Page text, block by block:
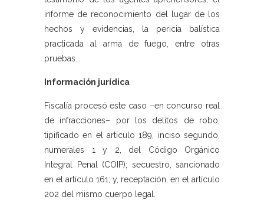
informe de reconocimiento del lugar de los
hechos y evidencias, la pericia balística
practicada al arma de fuego, entre otras
pruebas.
Información jurídica
Fiscalía procesó este caso –en concurso real
de infracciones– por los delitos de robo,
tipificado en el artículo 189, inciso segundo,
numerales 1 y 2, del Código Orgánico
Integral Penal (COIP); secuestro, sancionado
en el artículo 161; y, receptación, en el artículo
202 del mismo cuerpo legal.